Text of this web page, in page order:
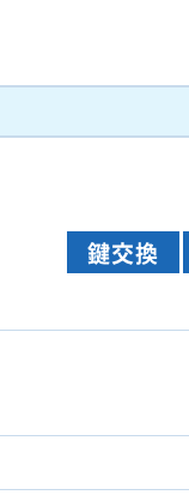
鍵交換